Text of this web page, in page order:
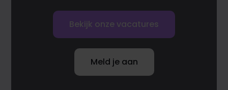
Bekijk onze vacatures
Meld je aan